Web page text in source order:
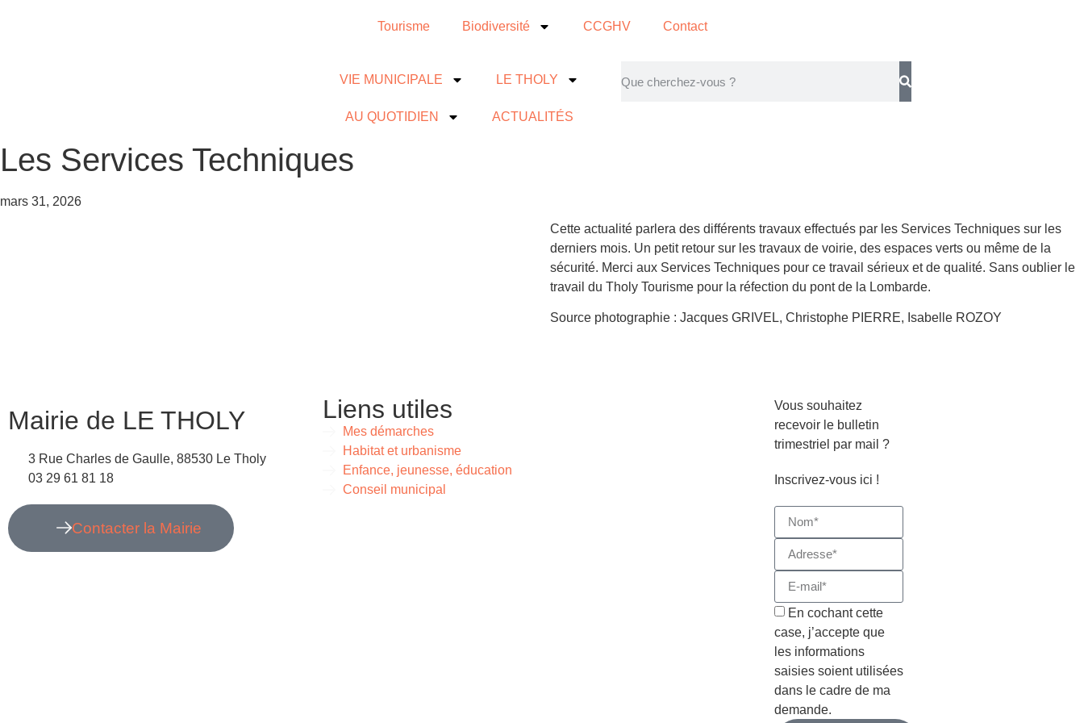
Tourisme Biodiversité CCGHV Contact
VIE MUNICIPALE LE THOLY
AU QUOTIDIEN ACTUALITÉS
Les Services Techniques
mars 31, 2026
Cette actualité parlera des différents travaux effectués par les Services Techniques sur les
derniers mois. Un petit retour sur les travaux de voirie, des espaces verts ou même de la
sécurité. Merci aux Services Techniques pour ce travail sérieux et de qualité. Sans oublier le
travail du Tholy Tourisme pour la réfection du pont de la Lombarde.
Source photographie : Jacques GRIVEL, Christophe PIERRE, Isabelle ROZOY
Mairie de LE THOLY
3 Rue Charles de Gaulle, 88530 Le Tholy
03 29 61 81 18
Contacter la Mairie
Liens utiles
Mes démarches
Habitat et urbanisme
Enfance, jeunesse, éducation
Conseil municipal
Vous souhaitez
recevoir le bulletin
trimestriel par mail ?
Inscrivez-vous ici !
En cochant cette
case, j’accepte que
les informations
saisies soient utilisées
dans le cadre de ma
demande.